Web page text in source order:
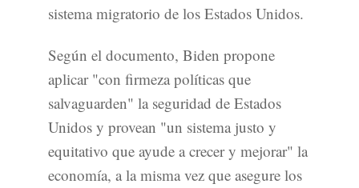
sistema migratorio de los Estados Unidos.
Según el documento, Biden propone
aplicar "con firmeza políticas que
salvaguarden" la seguridad de Estados
Unidos y provean "un sistema justo y
equitativo que ayude a crecer y mejorar" la
economía, a la misma vez que asegure los